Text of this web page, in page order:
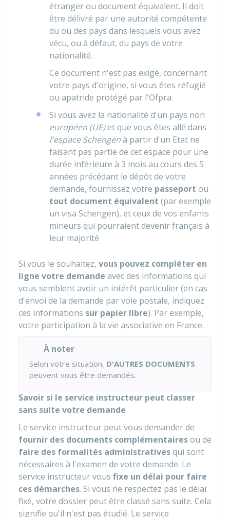
étranger ou document équivalent. Il doit
être délivré par une autorité compétente
du ou des pays dans lesquels vous avez
vécu, ou à défaut, du pays de votre
nationalité.
Ce document n'est pas exigé, concernant
votre pays d'origine, si vous êtes réfugié
ou apatride protégé par l'Ofpra.
Si vous avez la nationalité d'un pays non
européen (UE)et que vous êtes allé dans
l'espace Schengenà partir d'un Etat ne
faisant pas partie de cet espace pour une
durée inférieure à 3 mois au cours des 5
années précédant le dépôt de votre
demande, fournissez votre passeport ou
tout document équivalent (par exemple
un visa Schengen), et ceux de vos enfants
mineurs qui pourraient devenir français à
leur majorité
Si vous le souhaitez, vous pouvez compléter en
ligne votre demande avec des informations qui
vous semblent avoir un intérêt particulier (en cas
d'envoi de la demande par voie postale, indiquez
ces informations sur papier libre). Par exemple,
votre participation à la vie associative en France.
À noter
Selon votre situation, D'AUTRES DOCUMENTS
peuvent vous être demandés.
Savoir si le service instructeur peut classer
sans suite votre demande
Le service instructeur peut vous demander de
fournir des documents complémentairesou de
faire des formalités administrativesqui sont
nécessaires à l'examen de votre demande. Le
service instructeur vous fixe un délai pour faire
ces démarches. Si vous ne respectez pas le délai
fixé, votre dossier peut être classé sans suite. Cela
signifie qu'il n'est pas étudié. Le service